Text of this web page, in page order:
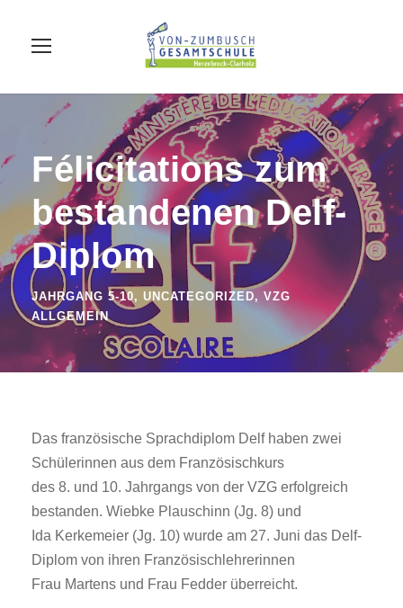
Félicitations zum
bestandenen Delf-
Diplom
JAHRGANG 5-10, UNCATEGORIZED, VZG
ALLGEMEIN
Das französische Sprachdiplom Delf haben zwei
Schülerinnen aus dem Französischkurs
des 8. und 10. Jahrgangs von der VZG erfolgreich
bestanden. Wiebke Plauschinn (Jg. 8) und
Ida Kerkemeier (Jg. 10) wurde am 27. Juni das Delf-
Diplom von ihren Französischlehrerinnen
Frau Martens und Frau Fedder überreicht.